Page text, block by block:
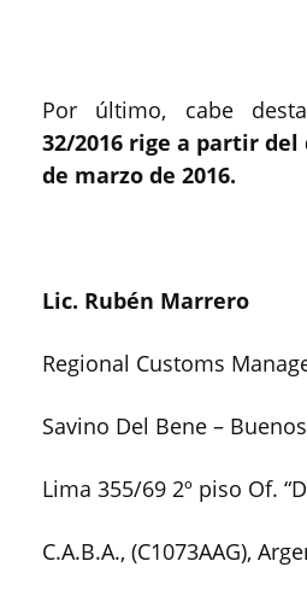
Por último, cabe
32/2016 rige a partir del
de marzo de 2016.
Lic. Rubén Marrero
Regional Customs
Savino Del Bene –
Lima 355/69 2º piso Of.
C.A.B.A., (C1073AAG),